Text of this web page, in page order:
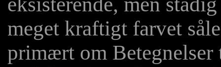
meget kraftigt farvet
primært om